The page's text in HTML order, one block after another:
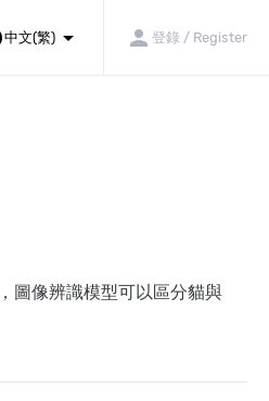
中文(繁) arrow_drop_down person 登錄 / Register
圖像辨識模型可以區分貓與